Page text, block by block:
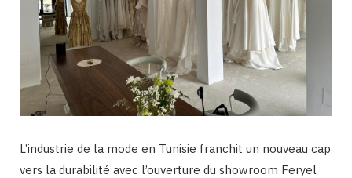
L’industrie de la mode en Tunisie franchit un nouveau cap
vers la durabilité avec l’ouverture du showroom Feryel